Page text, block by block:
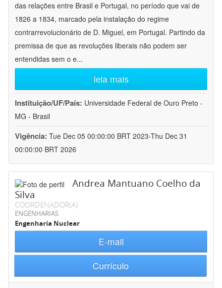
das relações entre Brasil e Portugal, no período que vai de
1826 a 1834, marcado pela instalação do regime
contrarrevolucionário de D. Miguel, em Portugal. Partindo da
premissa de que as revoluções liberais não podem ser
entendidas sem o e...
leia mais
Instituição/UF/País: Universidade Federal de Ouro Preto -
MG - Brasil
Vigência: Tue Dec 05 00:00:00 BRT 2023-Thu Dec 31
00:00:00 BRT 2026
Andrea Mantuano Coelho da
Silva
COORDENADOR(A)
ENGENHARIAS
Engenharia Nuclear
E-mail
Currículo